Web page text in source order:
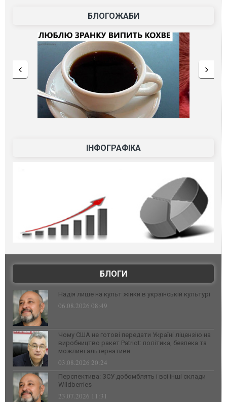
БЛОГОЖАБИ
ІНФОГРАФІКА
БЛОГИ
Надія лише на культ жінки в українській культурі
06.08.2026 08:49
Чому США не готові передати Україні ліцензію на
виробництво ракет Patriot: політика, безпека та
можливі альтернативи
03.08.2026 20:24
Перспектива: ЗСУ добомблять і всі інші склади
Wildberries
23.07.2026 11:31